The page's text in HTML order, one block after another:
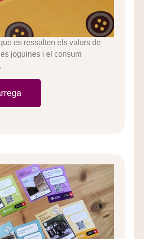
es ressalten els valors de
joguines i el consum